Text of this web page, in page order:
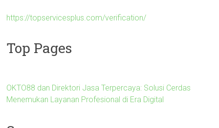
https://topservicesplus.com/verification/
Top Pages
OKTO88 dan Direktori Jasa Terpercaya: Solusi Cerdas
Menemukan Layanan Profesional di Era Digital